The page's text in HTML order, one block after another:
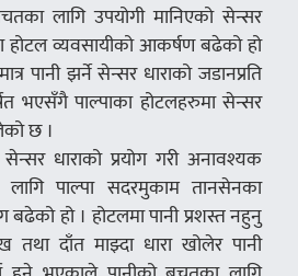
लागि उपयोगी मानिएको सेन्सर
होटल व्यवसायीको आकर्षण बढेको हो
पानी झर्ने सेन्सर धाराको जडानप्रति
भएसँगै पाल्पाका होटलहरुमा सेन्सर
छ ।
धाराको प्रयोग गरी अनावश्यक
लागि पाल्पा सदरमुकाम तानसेनका
बढेको हो । होटलमा पानी प्रशस्त नहुनु
दाँत माझ्दा धारा खोलेर पानी